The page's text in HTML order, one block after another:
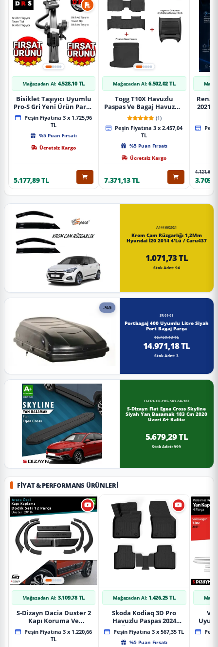
Mağazadan Al: 4.528,10 TL
Bisiklet Taşıyıcı Uyumlu
Pro-S Gri Yeni Ürün Parça
Tavan Tipi Bisiklet
Taşıyıcı
Peşin Fiyatına 3 x 1.725,96
TL
%5 Puan Fırsatı
Ücretsiz Kargo
5.177,89 TL
Mağazadan Al: 6.502,02 TL
Togg T10X Havuzlu
Paspas Ve Bagaj Havuzu +
Siyah Organizer
(1)
Peşin Fiyatına 3 x 2.457,04
TL
%5 Puan Fırsatı
Ücretsiz Kargo
7.371,13 TL
2021
4.121,65 TL
A144662021
Krom Cam Rüzgarlığı 1,2Mm
Hyundai İ20 2014 4'Lü / Caru437
1.071,73 TL
Stok Adet: 94
-%5
SR01-01
Portbagaj 400 Uyumlu Litre Siyah
Port Bagaj Parça
15.759,13 TL
14.971,18 TL
Stok Adet: 3
FI-EG1-CR-YBS-SKY-SA-183
S-Dizayn Fiat Egea Cross Skyline
Siyah Yan Basamak 183 Cm 2020
Üzeri A+ Kalite
5.679,29 TL
Stok Adet: 999
FIYAT & PERFORMANS ÜRÜNLERI
Mağazadan Al: 3.109,78 TL
S-Dizayn Dacia Duster 2
Kapı Koruma Ve
Çamurluk Kaplaması
Dodik Seti 2018 Üzeri A+
Kalite
Peşin Fiyatına 3 x 1.220,66
TL
Mağazadan Al: 1.426,25 TL
Skoda Kodiaq 3D Pro
Havuzlu Paspas 2024
Üzeri A+ Kalite
Peşin Fiyatına 3 x 567,35 TL
%5 Puan Fırsatı
Yan